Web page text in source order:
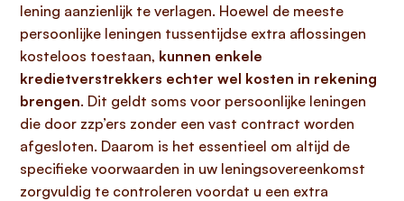
lening aanzienlijk te verlagen. Hoewel de meeste
persoonlijke leningen tussentijdse extra aflossingen
kosteloos toestaan, kunnen enkele
kredietverstrekkers echter wel kosten in rekening
brengen. Dit geldt soms voor persoonlijke leningen
die door zzp’ers zonder een vast contract worden
afgesloten. Daarom is het essentieel om altijd de
specifieke voorwaarden in uw leningsovereenkomst
zorgvuldig te controleren voordat u een extra